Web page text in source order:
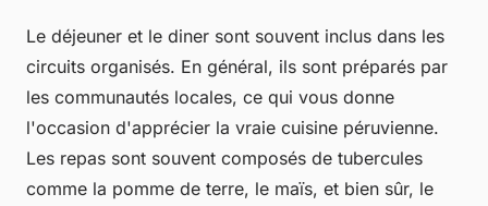
Le déjeuner et le diner sont souvent inclus dans les
circuits organisés. En général, ils sont préparés par
les communautés locales, ce qui vous donne
l'occasion d'apprécier la vraie cuisine péruvienne.
Les repas sont souvent composés de tubercules
comme la pomme de terre, le maïs, et bien sûr, le